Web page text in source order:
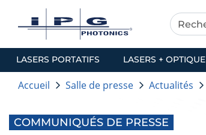
LASERS PORTATIFS LASERS + OPTIQUE
Accueil Salle de presse Actualités
COMMUNIQUÉS DE PRESSE